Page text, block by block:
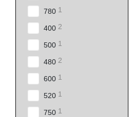
780 1
400 2
500 1
480 2
600 1
520 1
750 1